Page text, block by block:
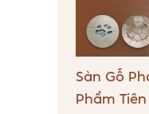
Sàn Gỗ
Phẩm